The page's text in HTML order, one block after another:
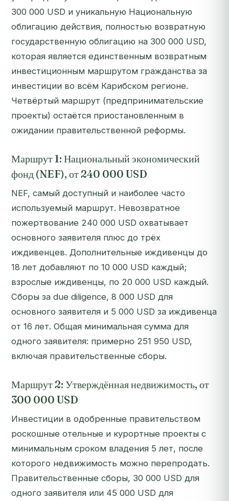
300 000 USD и уникальную Национальную
облигацию действия, полностью возвратную
государственную облигацию на 300 000 USD,
которая является единственным возвратным
инвестиционным маршрутом гражданства за
инвестиции во всём Карибском регионе.
Четвёртый маршрут (предпринимательские
проекты) остаётся приостановленным в
ожидании правительственной реформы.
Маршрут 1: Национальный экономический
фонд (NEF), от 240 000 USD
NEF, самый доступный и наиболее часто
используемый маршрут. Невозвратное
пожертвование 240 000 USD охватывает
основного заявителя плюс до трёх
иждивенцев. Дополнительные иждивенцы до
18 лет добавляют по 10 000 USD каждый;
взрослые иждивенцы, по 20 000 USD каждый.
Сборы за due diligence, 8 000 USD для
основного заявителя и 5 000 USD за иждивенца
от 16 лет. Общая минимальная сумма для
одного заявителя: примерно 251 950 USD,
включая правительственные сборы.
Маршрут 2: Утверждённая недвижимость, от
300 000 USD
Инвестиции в одобренные правительством
роскошные отельные и курортные проекты с
минимальным сроком владения 5 лет, после
которого недвижимость можно перепродать.
Правительственные сборы, 30 000 USD для
одного заявителя или 45 000 USD для